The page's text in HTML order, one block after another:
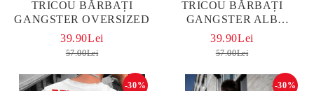
TRICOU BĂRBAȚI
GANGSTER OVERSIZED
39.90Lei
57.00Lei
TRICOU BĂRBAȚI
GANGSTER ALB
OVERSIZED
39.90Lei
57.00Lei
-30% -30%